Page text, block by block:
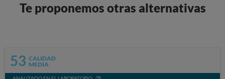
Te proponemos otras alternativas
53 CALIDAD
MEDIA